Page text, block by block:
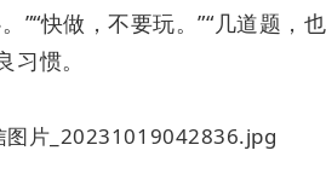
”“快做，不要玩。”“几道题，
惯。